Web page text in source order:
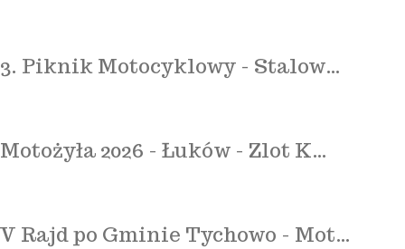
3. Piknik Motocyklowy - Stalow…
Motożyła 2026 - Łuków - Zlot K…
V Rajd po Gminie Tychowo - Mot…